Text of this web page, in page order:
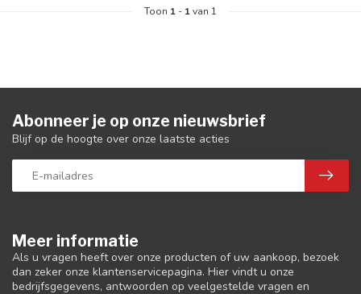
Toon 1 - 1van 1
Meer informatie
Als u vragen heeft over onze producten of uw aankoop, bezoek
dan zeker onze klantenservicepagina. Hier vindt u onze
bedrijfsgegevens, antwoorden op veelgestelde vragen en
Abonneer je op onze nieuwsbrief
Blijf op de hoogte over onze laatste acties